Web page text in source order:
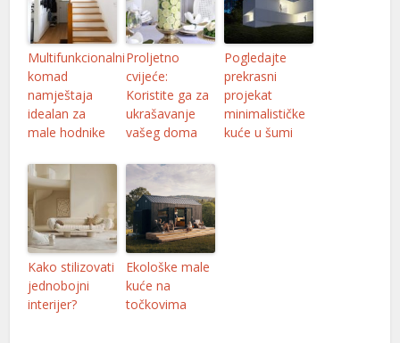
Multifunkcionalni
komad
namještaja
idealan za
male hodnike
Proljetno
cvijeće:
Koristite ga za
ukrašavanje
vašeg doma
Pogledajte
prekrasni
projekat
minimalističke
kuće u šumi
Kako stilizovati
jednobojni
interijer?
Ekološke male
kuće na
točkovima